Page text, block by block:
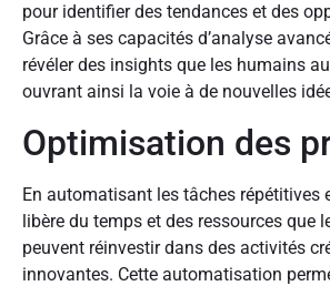
pour identifier des tendances et des
Grâce à ses capacités d’analyse
révéler des insights que les humains
ouvrant ainsi la voie à de nouvelles
Optimisation des
En automatisant les tâches répétitives
libère du temps et des ressources que
peuvent réinvestir dans des activités
innovantes. Cette automatisation